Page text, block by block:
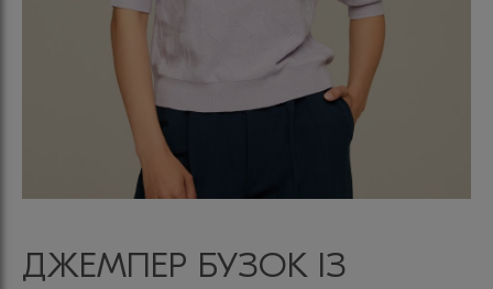
ДЖЕМПЕР БУЗОК ІЗ